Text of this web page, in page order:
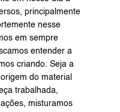
principalmente
nesse
em sempre
entender a
criando. Seja a
do material
trabalhada,
misturamos